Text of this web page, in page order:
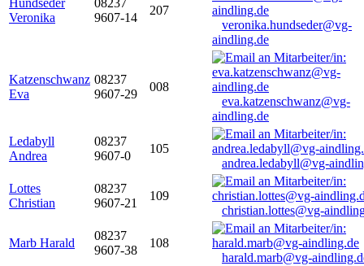
Hundseder
Veronika
08237
9607-14
207
veronika.hundseder@vg-
aindling.de
Katzenschwanz
Eva
08237
9607-29
008
eva.katzenschwanz@vg-
aindling.de
Ledabyll
Andrea
08237
9607-0
105
andrea.ledabyll@vg-
Lottes
Christian
08237
9607-21
109
christian.lottes@vg-
Marb Harald
08237
9607-38
108
harald.marb@vg-